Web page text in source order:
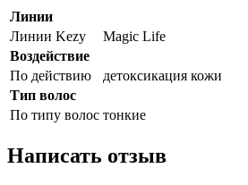
Линии
Линии Kezy
Magic Life
Воздействие
По действию
детоксикация кожи
Тип волос
По типу волос тонкие
Написать отзыв